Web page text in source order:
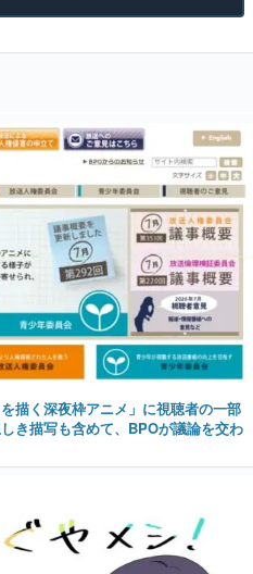
描く深夜枠アニメ」に視聴者の一部
き描写も含めて、BPOが議論を交わ